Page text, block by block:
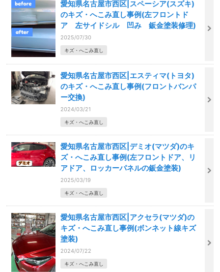
愛知県名古屋市西区|スペーシア(スズキ)
のキズ・へこみ直し事例(左フロントド
ア 左サイドシル 凹み 鈑金塗装修理)
2025/07/30
キズ・へこみ直し
愛知県名古屋市西区|エスティマ(トヨタ)
のキズ・へこみ直し事例(フロントバンパ
ー交換)
2024/03/21
キズ・へこみ直し
愛知県名古屋市西区|デミオ(マツダ)のキ
ズ・へこみ直し事例(左フロントドア、リ
アドア、ロッカーパネルの鈑金塗装)
2025/03/19
キズ・へこみ直し
愛知県名古屋市西区|アクセラ(マツダ)の
キズ・へこみ直し事例(ボンネット線キズ
塗装)
2024/07/22
キズ・へこみ直し